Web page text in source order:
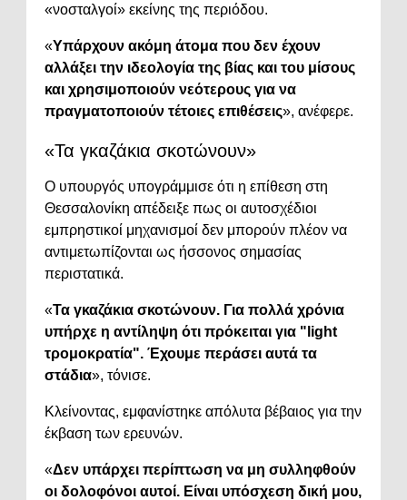
«νοσταλγοί» εκείνης της περιόδου.
«Υπάρχουν ακόμη άτομα που δεν έχουν
αλλάξει την ιδεολογία της βίας και του μίσους
και χρησιμοποιούν νεότερους για να
πραγματοποιούν τέτοιες επιθέσεις», ανέφερε.
«Τα γκαζάκια σκοτώνουν»
Ο υπουργός υπογράμμισε ότι η επίθεση στη
Θεσσαλονίκη απέδειξε πως οι αυτοσχέδιοι
εμπρηστικοί μηχανισμοί δεν μπορούν πλέον να
αντιμετωπίζονται ως ήσσονος σημασίας
περιστατικά.
«Τα γκαζάκια σκοτώνουν. Για πολλά χρόνια
υπήρχε η αντίληψη ότι πρόκειται για "light
τρομοκρατία". Έχουμε περάσει αυτά τα
στάδια», τόνισε.
Κλείνοντας, εμφανίστηκε απόλυτα βέβαιος για την
έκβαση των ερευνών.
«Δεν υπάρχει περίπτωση να μη συλληφθούν
οι δολοφόνοι αυτοί. Είναι υπόσχεση δική μου,